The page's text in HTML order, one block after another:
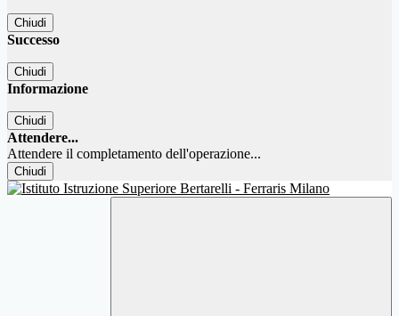
Chiudi
Successo
Chiudi
Informazione
Chiudi
Attendere...
Attendere il completamento dell'operazione...
Chiudi